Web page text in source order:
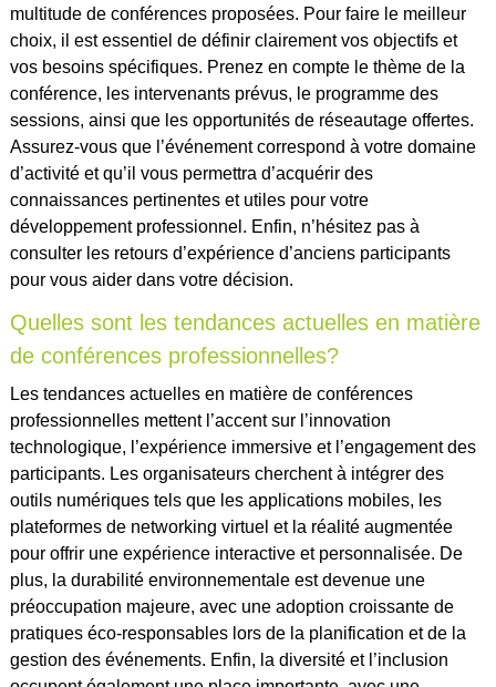
multitude de conférences proposées. Pour faire le meilleur
choix, il est essentiel de définir clairement vos objectifs et
vos besoins spécifiques. Prenez en compte le thème de la
conférence, les intervenants prévus, le programme des
sessions, ainsi que les opportunités de réseautage offertes.
Assurez-vous que l’événement correspond à votre domaine
d’activité et qu’il vous permettra d’acquérir des
connaissances pertinentes et utiles pour votre
développement professionnel. Enfin, n’hésitez pas à
consulter les retours d’expérience d’anciens participants
pour vous aider dans votre décision.
Quelles sont les tendances actuelles en matière
de conférences professionnelles?
Les tendances actuelles en matière de conférences
professionnelles mettent l’accent sur l’innovation
technologique, l’expérience immersive et l’engagement des
participants. Les organisateurs cherchent à intégrer des
outils numériques tels que les applications mobiles, les
plateformes de networking virtuel et la réalité augmentée
pour offrir une expérience interactive et personnalisée. De
plus, la durabilité environnementale est devenue une
préoccupation majeure, avec une adoption croissante de
pratiques éco-responsables lors de la planification et de la
gestion des événements. Enfin, la diversité et l’inclusion